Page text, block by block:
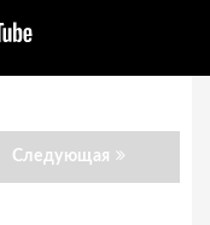
Следующая